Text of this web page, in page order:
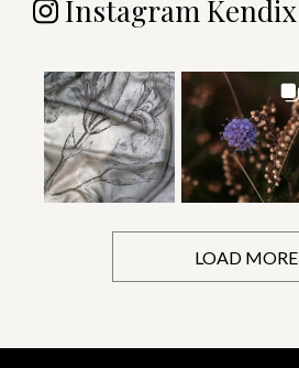
Instagram Kendix
LOAD MORE